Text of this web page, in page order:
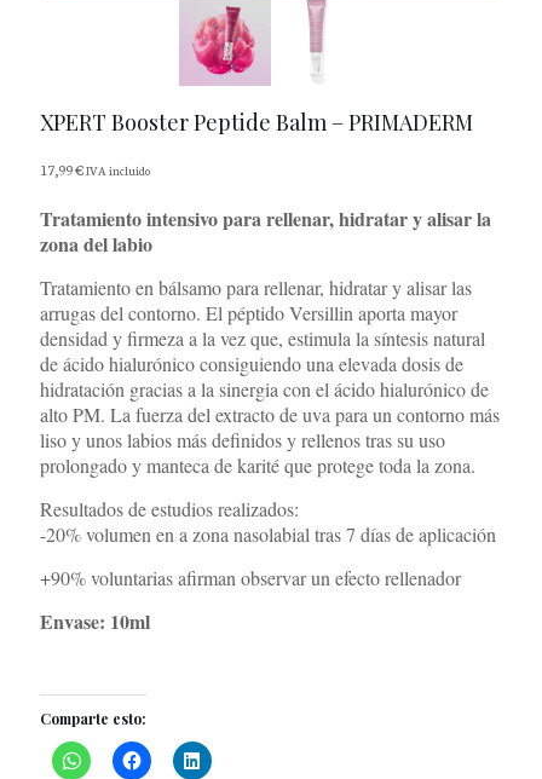
XPERT Booster Peptide Balm – PRIMADERM
17,99€IVA incluido
Tratamiento intensivo para rellenar, hidratar y alisar la
zona del labio
Tratamiento en bálsamo para rellenar, hidratar y alisar las
arrugas del contorno. El péptido Versillin aporta mayor
densidad y firmeza a la vez que, estimula la síntesis natural
de ácido hialurónico consiguiendo una elevada dosis de
hidratación gracias a la sinergia con el ácido hialurónico de
alto PM. La fuerza del extracto de uva para un contorno más
liso y unos labios más definidos y rellenos tras su uso
prolongado y manteca de karité que protege toda la zona.
Resultados de estudios realizados:
-20% volumen en a zona nasolabial tras 7 días de aplicación
+90% voluntarias afirman observar un efecto rellenador
Envase: 10ml
Comparte esto: